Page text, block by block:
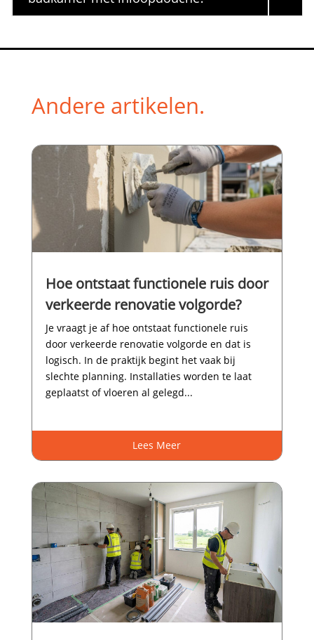
Andere artikelen.
Hoe ontstaat functionele ruis door
verkeerde renovatie volgorde?
Je vraagt je af hoe ontstaat functionele ruis
door verkeerde renovatie volgorde en dat is
logisch.​ In de praktijk begint het vaak bij
slechte planning.​ Installaties worden te laat
geplaatst of vloeren al gelegd...
Lees Meer